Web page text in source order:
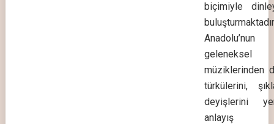
biçimiyle
Anadolu’nun
geleneksel
müziklerinden
türkülerini,
deyişlerini
anlayış